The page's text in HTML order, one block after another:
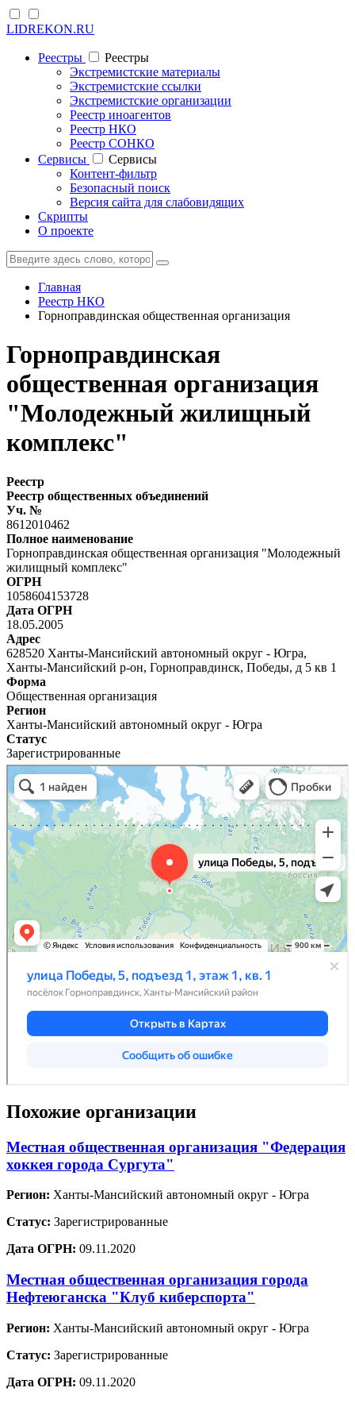
LIDREKON.RU
Реестры
Реестры
Экстремистские материалы
Экстремистские ссылки
Экстремистские организации
Реестр иноагентов
Реестр НКО
Реестр СОНКО
Cервисы
Cервисы
Контент-фильтр
Безопасный поиск
Версия сайта для слабовидящих
Скрипты
О проекте
Главная
Реестр НКО
Горноправдинская общественная организация
Горноправдинская
общественная организация
"Молодежный жилищный
комплекс"
Реестр
Реестр общественных объединений
Уч. №
8612010462
Полное наименование
Горноправдинская общественная организация "Молодежный
жилищный комплекс"
ОГРН
1058604153728
Дата ОГРН
18.05.2005
Адрес
628520 Ханты-Мансийский автономный округ - Югра,
Ханты-Мансийский р-он, Горноправдинск, Победы, д 5 кв 1
Форма
Общественная организация
Регион
Ханты-Мансийский автономный округ - Югра
Статус
Зарегистрированные
Похожие организации
Местная общественная организация "Федерация
хоккея города Сургута"
Регион: Ханты-Мансийский автономный округ - Югра
Статус: Зарегистрированные
Дата ОГРН: 09.11.2020
Местная общественная организация города
Нефтеюганска "Клуб киберспорта"
Регион: Ханты-Мансийский автономный округ - Югра
Статус: Зарегистрированные
Дата ОГРН: 09.11.2020